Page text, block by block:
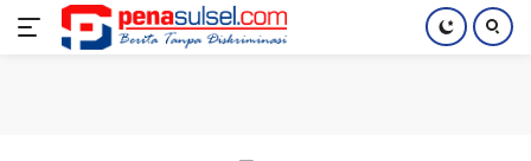
Langsung
Home Nasional Pendidikan Index